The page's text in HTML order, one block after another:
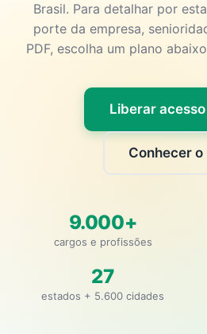
Brasil. Para detalhar por
porte da empresa,
PDF, escolha um plano
Liberar
Conhecer o
9.000+
cargos e profissões
27
estados + 5.600 cidades